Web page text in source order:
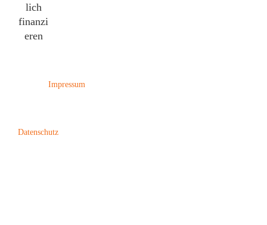
lich
finanzi
eren
Impressum
Datenschutz